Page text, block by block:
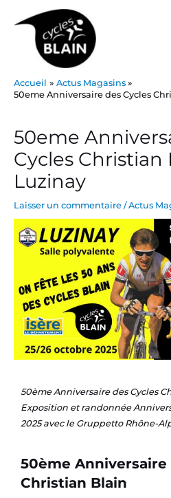
contenu
Accueil
Actus Magasins
50eme Anniversaire des Cycles
50eme
Cycles Christian
Luzinay
Laisser un commentaire /Actus
50ème Anniversaire des Cycles
Exposition et randonnée
2025 avec le Gruppetto Rhône-
50ème Anniversaire
Christian Blain